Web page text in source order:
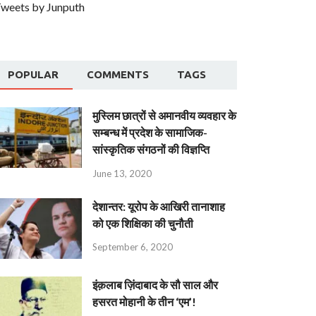
by Junputh
POPULAR COMMENTS TAGS
मुस्लिम छात्रों से अमानवीय व्यवहार के
सम्बन्ध में प्रदेश के सामाजिक-
सांस्कृतिक संगठनों की विज्ञप्ति
June 13, 2020
देशान्‍तर: यूरोप के आखिरी तानाशाह
को एक शिक्षिका की चुनौती
September 6, 2020
इंक़लाब ज़िंदाबाद के सौ साल और
हसरत मोहानी के तीन ‘एम’!